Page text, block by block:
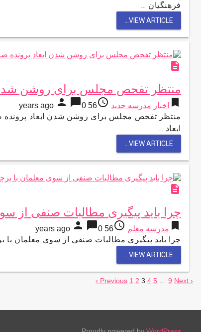
فرهنگیان …
VIEW ARTICLE...
description
منتظر تفحص مجلس برای روشن شدن
bookmark اخبار مدرسه جدید access_time
56 years ago
person chat_bubble0
منتظر تفحص مجلس برای روشن شدن ابعاد
ابعاد …
VIEW ARTICLE...
description
چرا باید پیگیری مطالبات صنفی از
bookmark مدرسه معلم access_time
56 years ago
person chat_bubble0
چرا باید پیگیری مطالبات صنفی از سوی معلمان با
VIEW ARTICLE...
صفحه‌بندی
نوشته‌ها
‹ Previous
1 2 3 4 5 9 Next ›